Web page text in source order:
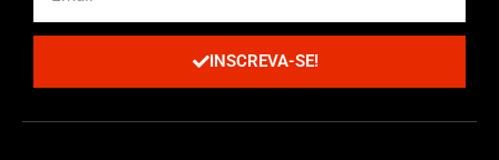
INSCREVA-SE!